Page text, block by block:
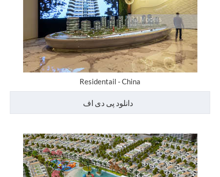
Residentail - China
دانلود پی دی اف